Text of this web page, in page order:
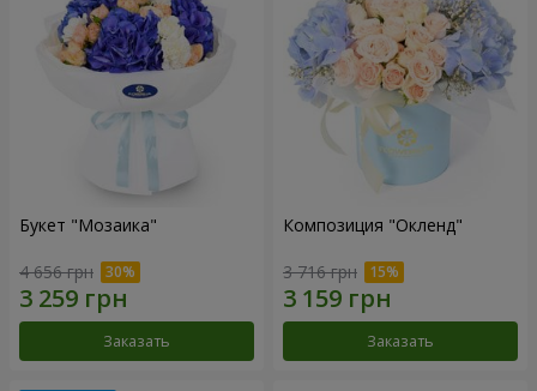
Букет "Мозаика"
4 656 грн
Заказать
Композиция "Окленд"
3 716 грн
Заказать